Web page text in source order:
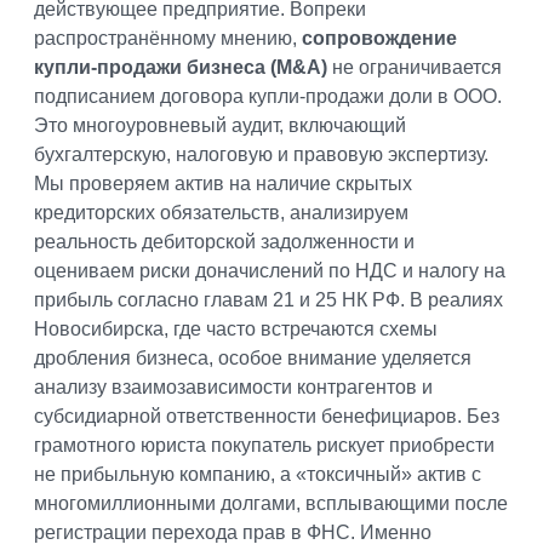
действующее предприятие. Вопреки
распространённому мнению, сопровождение
купли-продажи бизнеса (M&A) не ограничивается
подписанием договора купли-продажи доли в ООО.
Это многоуровневый аудит, включающий
бухгалтерскую, налоговую и правовую экспертизу.
Мы проверяем актив на наличие скрытых
кредиторских обязательств, анализируем
реальность дебиторской задолженности и
оцениваем риски доначислений по НДС и налогу на
прибыль согласно главам 21 и 25 НК РФ. В реалиях
Новосибирска, где часто встречаются схемы
дробления бизнеса, особое внимание уделяется
анализу взаимозависимости контрагентов и
субсидиарной ответственности бенефициаров. Без
грамотного юриста покупатель рискует приобрести
не прибыльную компанию, а «токсичный» актив с
многомиллионными долгами, всплывающими после
регистрации перехода прав в ФНС. Именно